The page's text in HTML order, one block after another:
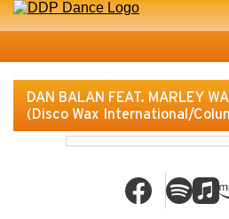
DAN BALAN FEAT. MARLEY
(Disco Wax International/